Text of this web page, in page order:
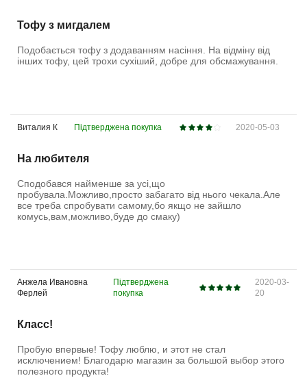
Тофу з мигдалем
Подобається тофу з додаванням насіння. На відміну від
інших тофу, цей трохи сухіший, добре для обсмажування.
Виталия К Підтверджена покупка 2020-05-03
На любителя
Сподобався найменше за усі,що
пробувала.Можливо,просто забагато від нього чекала.Але
все треба спробувати самому,бо якщо не зайшло
комусь,вам,можливо,буде до смаку)
Анжела Ивановна
Ферлей
Підтверджена
покупка
2020-03-
20
Класс!
Пробую впервые! Тофу люблю, и этот не стал
исключением! Благодарю магазин за большой выбор этого
полезного продукта!